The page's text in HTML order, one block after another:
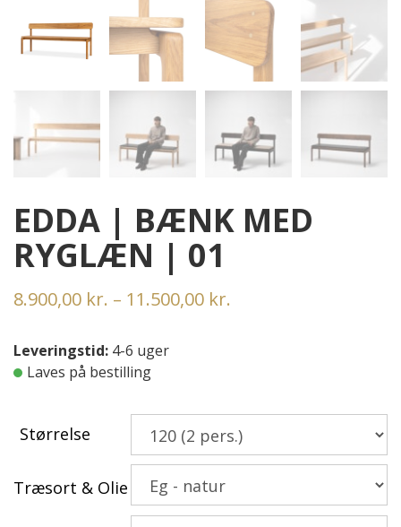
EDDA | BÆNK MED
RYGLÆN | 01
8.900,00 kr. – 11.500,00 kr.
Leveringstid: 4-6 uger
Laves på bestilling
Størrelse
Træsort & Olie